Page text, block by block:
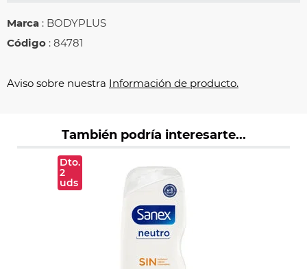
Marca : BODYPLUS
Código : 84781
Aviso sobre nuestra Información de producto.
También podría interesarte...
Dto.
2
uds